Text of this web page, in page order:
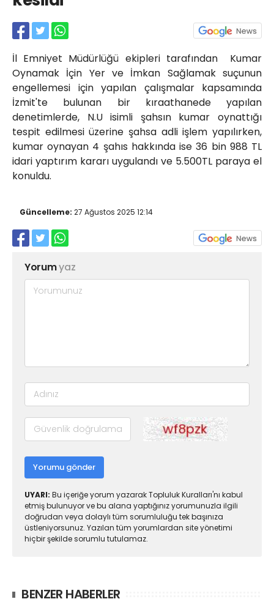
İl Emniyet Müdürlüğü ekipleri tarafından Kumar
Oynamak İçin Yer ve İmkan Sağlamak suçunun
engellemesi için yapılan çalışmalar kapsamında
İzmit'te bulunan bir kıraathanede yapılan
denetimlerde, N.U isimli şahsın kumar oynattığı
tespit edilmesi üzerine şahsa adli işlem yapılırken,
kumar oynayan 4 şahıs hakkında ise 36 bin 988 TL
idari yaptırım kararı uygulandı ve 5.500TL paraya el
konuldu.
Güncelleme: 27 Ağustos 2025 12:14
Yorumyaz
Yorumu gönder
UYARI: Bu içeriğe yorum yazarak Topluluk Kuralları'nı kabul
etmiş bulunuyor ve bu alana yaptığınız yorumunuzla ilgili
doğrudan veya dolaylı tüm sorumluluğu tek başınıza
üstleniyorsunuz. Yazılan tüm yorumlardan site yönetimi
hiçbir şekilde sorumlu tutulamaz.
BENZER HABERLER
Yahya Kaptan Mahallesi
Akkavaklar Caddesi No:17/4 İzmit-
kocaelisokak@gmail.com